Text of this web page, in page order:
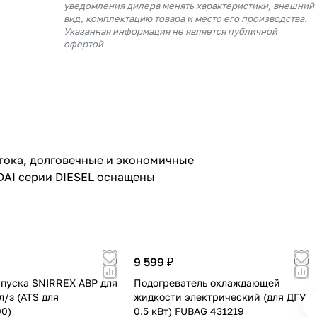
уведомления дилера менять характеристики, внешний
вид, комплектацию товара и место его производства.
Указанная информация не является публичной
офертой
долговечные и экономичные
серии DIESEL оснащены
SNIRREX ABP для
з (ATS для
9 599 ₽
Подогреватель охлаждающей
жидкости электрический (для ДГУ
0.5 кВт) FUBAG 431219